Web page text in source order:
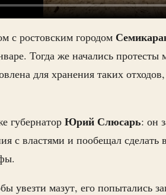
с ростовским городом
Тогда же начались
для хранения таких
губернатор Юрий Слюсарь: он
с властями и пообещал
увезти мазут, его попытались